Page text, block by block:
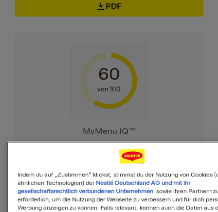
PDF
60
von 100
MyMenu IQ™
Ist diese Mahlzeit
ausgewogen?
MyMenuIQ hilft Dir, deinen Körper mit
allen Nährstoffen zu versorgen, die Du
Indem du auf „Zustimmen“ klickst, stimmst du der Nutzung von Cookies
ähnlichen Technologien) der Nestlé Deutschland AG und mit ihr
gesellschaftsrechtlich verbundenen Unternehmensowie ihren Partnern
erforderlich, um die Nutzung der Webseite zu verbessern und für dich
Werbung anzeigen zu können. Falls relevant, können auch die Daten aus